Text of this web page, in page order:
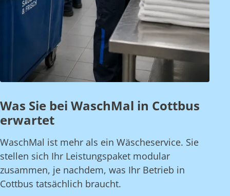
Was Sie bei WaschMal in Cottbus
erwartet
WaschMal ist mehr als ein Wäscheservice. Sie
stellen sich Ihr Leistungspaket modular
zusammen, je nachdem, was Ihr Betrieb in
Cottbus tatsächlich braucht.